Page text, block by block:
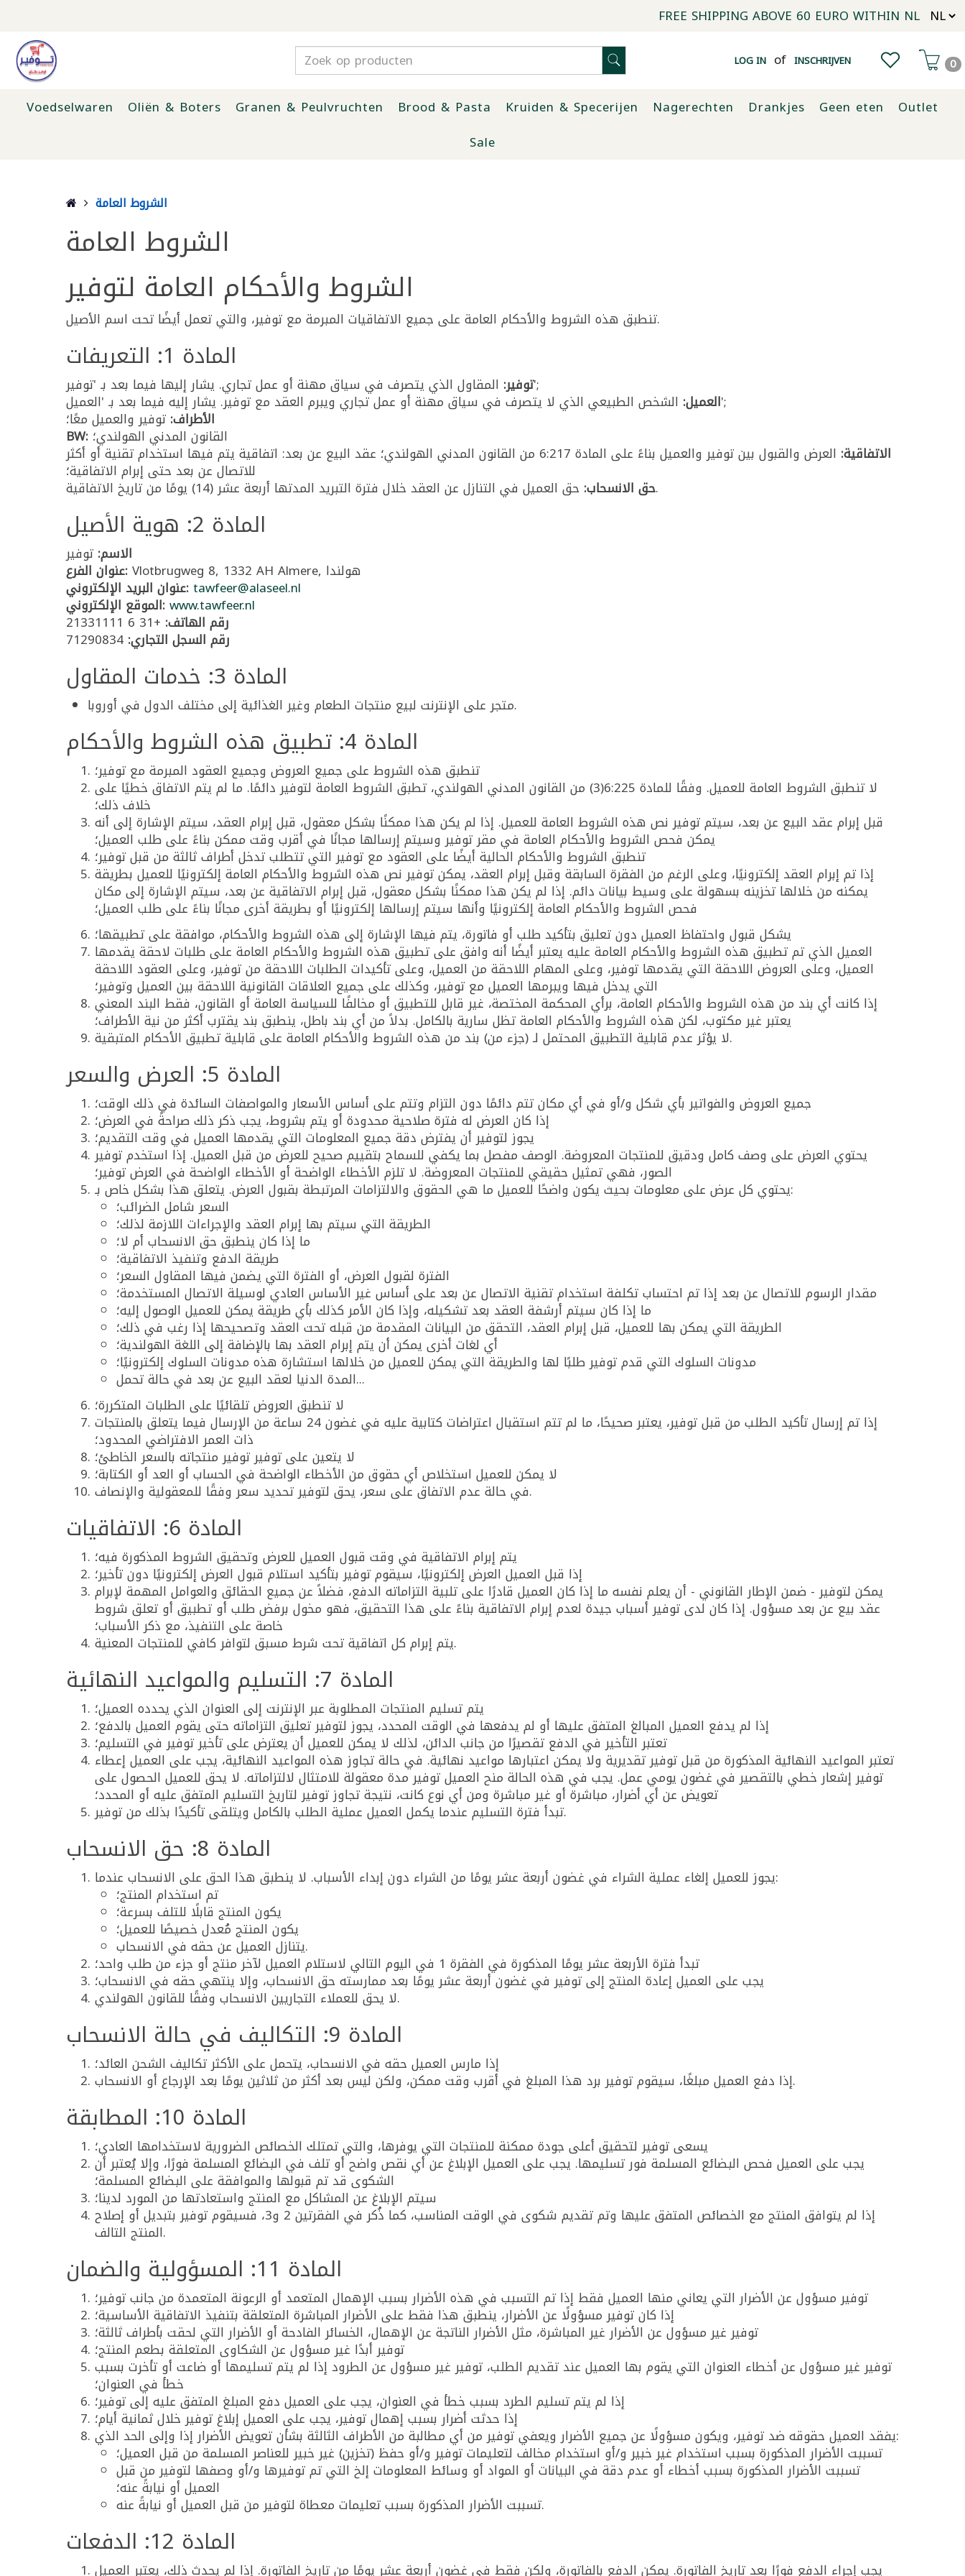
FREE SHIPPING ABOVE 60 EURO WITHIN NL
LOG IN of INSCHRIJVEN 0
Voedselwaren Oliën & Boters Granen & Peulvruchten Brood & Pasta Kruiden & Specerijen Nagerechten Drankjes Geen eten
Outlet
Sale
الشروط العامة
الشروط العامة
الشروط والأحكام العامة لتوفير
تنطبق هذه الشروط والأحكام العامة على جميع الاتفاقيات المبرمة مع توفير، والتي تعمل أيضًا تحت اسم الأصيل.
المادة 1: التعريفات
توفير:المقاول الذي يتصرف في سياق مهنة أو عمل تجاري. يشار إليها فيما بعد بـ 'توفير';
العميل:الشخص الطبيعي الذي لا يتصرف في سياق مهنة أو عمل تجاري ويبرم العقد مع توفير. يشار إليه فيما بعد بـ 'العميل';
الأطراف: توفير والعميل معًا؛
BW: القانون المدني الهولندي؛
الاتفاقية: العرض والقبول بين توفير والعميل بناءً على المادة 6:217 من القانون المدني الهولندي؛ عقد البيع عن بعد: اتفاقية يتم فيها استخدام تقنية أو أكثر
للاتصال عن بعد حتى إبرام الاتفاقية؛
حق الانسحاب:حق العميل في التنازل عن العقد خلال فترة التبريد المدتها أربعة عشر (14) يومًا من تاريخ الاتفاقية.
المادة 2: هوية الأصيل
الاسم: توفير
عنوان الفرع: Vlotbrugweg 8, 1332 AH Almere, هولندا
عنوان البريد الإلكتروني:tawfeer@alaseel.nl
الموقع الإلكتروني:www.tawfeer.nl
رقم الهاتف: +31 6 21331111
رقم السجل التجاري:
المادة 3: خدمات المقاول
متجر على الإنترنت لبيع منتجات الطعام وغير الغذائية إلى مختلف الدول في أوروبا.
المادة 4: تطبيق هذه الشروط والأحكام
تنطبق هذه الشروط على جميع العروض وجميع العقود المبرمة مع توفير؛
لا تنطبق الشروط العامة للعميل. وفقًا للمادة 6:225(3) من القانون المدني الهولندي، تطبق الشروط العامة لتوفير دائمًا. ما لم يتم الاتفاق خطيًا على
خلاف ذلك؛
قبل إبرام عقد البيع عن بعد، سيتم توفير نص هذه الشروط العامة للعميل. إذا لم يكن هذا ممكنًا بشكل معقول، قبل إبرام العقد، سيتم الإشارة إلى أنه
يمكن فحص الشروط والأحكام العامة في مقر توفير وسيتم إرسالها مجانًا في أقرب وقت ممكن بناءً على طلب العميل؛
تنطبق الشروط والأحكام الحالية أيضًا على العقود مع توفير التي تتطلب تدخل أطراف ثالثة من قبل توفير؛
إذا تم إبرام العقد إلكترونيًا، وعلى الرغم من الفقرة السابقة وقبل إبرام العقد، يمكن توفير نص هذه الشروط والأحكام العامة إلكترونيًا للعميل بطريقة
يمكنه من خلالها تخزينه بسهولة على وسيط بيانات دائم. إذا لم يكن هذا ممكنًا بشكل معقول، قبل إبرام الاتفاقية عن بعد، سيتم الإشارة إلى مكان
فحص الشروط والأحكام العامة إلكترونيًا وأنها سيتم إرسالها إلكترونيًا أو بطريقة أخرى مجانًا بناءً على طلب العميل؛
يشكل قبول واحتفاظ العميل دون تعليق بتأكيد طلب أو فاتورة، يتم فيها الإشارة إلى هذه الشروط والأحكام، موافقة على تطبيقها؛
العميل الذي تم تطبيق هذه الشروط والأحكام العامة عليه يعتبر أيضًا أنه وافق على تطبيق هذه الشروط والأحكام العامة على طلبات لاحقة يقدمها
العميل، وعلى العروض اللاحقة التي يقدمها توفير، وعلى المهام اللاحقة من العميل، وعلى تأكيدات الطلبات اللاحقة من توفير، وعلى العقود اللاحقة
التي يدخل فيها ويبرمها العميل مع توفير، وكذلك على جميع العلاقات القانونية اللاحقة بين العميل وتوفير؛
إذا كانت أي بند من هذه الشروط والأحكام العامة، برأي المحكمة المختصة، غير قابل للتطبيق أو مخالفًا للسياسة العامة أو القانون، فقط البند المعني
يعتبر غير مكتوب، لكن هذه الشروط والأحكام العامة تظل سارية بالكامل. بدلاً من أي بند باطل، ينطبق بند يقترب أكثر من نية الأطراف؛
لا يؤثر عدم قابلية التطبيق المحتمل لـ (جزء من) بند من هذه الشروط والأحكام العامة على قابلية تطبيق الأحكام المتبقية.
المادة 5: العرض والسعر
جميع العروض والفواتير بأي شكل و/أو في أي مكان تتم دائمًا دون التزام وتتم على أساس الأسعار والمواصفات السائدة في ذلك الوقت؛
إذا كان العرض له فترة صلاحية محدودة أو يتم بشروط، يجب ذكر ذلك صراحةً في العرض؛
يجوز لتوفير أن يفترض دقة جميع المعلومات التي يقدمها العميل في وقت التقديم؛
يحتوي العرض على وصف كامل ودقيق للمنتجات المعروضة. الوصف مفصل بما يكفي للسماح بتقييم صحيح للعرض من قبل العميل. إذا استخدم توفير
الصور، فهي تمثيل حقيقي للمنتجات المعروضة. لا تلزم الأخطاء الواضحة أو الأخطاء الواضحة في العرض توفير؛
يحتوي كل عرض على معلومات بحيث يكون واضحًا للعميل ما هي الحقوق والالتزامات المرتبطة بقبول العرض. يتعلق هذا بشكل خاص بـ:
السعر شامل الضرائب؛
الطريقة التي سيتم بها إبرام العقد والإجراءات اللازمة لذلك؛
ما إذا كان ينطبق حق الانسحاب أم لا؛
طريقة الدفع وتنفيذ الاتفاقية؛
الفترة لقبول العرض، أو الفترة التي يضمن فيها المقاول السعر؛
مقدار الرسوم للاتصال عن بعد إذا تم احتساب تكلفة استخدام تقنية الاتصال عن بعد على أساس غير الأساس العادي لوسيلة الاتصال المستخدمة؛
ما إذا كان سيتم أرشفة العقد بعد تشكيله، وإذا كان الأمر كذلك بأي طريقة يمكن للعميل الوصول إليه؛
الطريقة التي يمكن بها للعميل، قبل إبرام العقد، التحقق من البيانات المقدمة من قبله تحت العقد وتصحيحها إذا رغب في ذلك؛
أي لغات أخرى يمكن أن يتم إبرام العقد بها بالإضافة إلى اللغة الهولندية؛
مدونات السلوك التي قدم توفير طلبًا لها والطريقة التي يمكن للعميل من خلالها استشارة هذه مدونات السلوك إلكترونيًا؛
المدة الدنيا لعقد البيع عن بعد في حالة تحمل...
لا تنطبق العروض تلقائيًا على الطلبات المتكررة؛
إذا تم إرسال تأكيد الطلب من قبل توفير، يعتبر صحيحًا، ما لم تتم استقبال اعتراضات كتابية عليه في غضون 24 ساعة من الإرسال فيما يتعلق بالمنتجات
ذات العمر الافتراضي المحدود؛
لا يتعين على توفير توفير منتجاته بالسعر الخاطئ؛
لا يمكن للعميل استخلاص أي حقوق من الأخطاء الواضحة في الحساب أو العد أو الكتابة؛
في حالة عدم الاتفاق على سعر، يحق لتوفير تحديد سعر وفقًا للمعقولية والإنصاف.
المادة 6: الاتفاقيات
يتم إبرام الاتفاقية في وقت قبول العميل للعرض وتحقيق الشروط المذكورة فيه؛
إذا قبل العميل العرض إلكترونيًا، سيقوم توفير بتأكيد استلام قبول العرض إلكترونيًا دون تأخير؛
يمكن لتوفير - ضمن الإطار القانوني - أن يعلم نفسه ما إذا كان العميل قادرًا على تلبية التزاماته الدفع، فضلاً عن جميع الحقائق والعوامل المهمة لإبرام
عقد بيع عن بعد مسؤول. إذا كان لدى توفير أسباب جيدة لعدم إبرام الاتفاقية بناءً على هذا التحقيق، فهو مخول برفض طلب أو تطبيق أو تعلق شروط
خاصة على التنفيذ، مع ذكر الأسباب؛
يتم إبرام كل اتفاقية تحت شرط مسبق لتوافر كافي للمنتجات المعنية.
المادة 7: التسليم والمواعيد النهائية
يتم تسليم المنتجات المطلوبة عبر الإنترنت إلى العنوان الذي يحدده العميل؛
إذا لم يدفع العميل المبالغ المتفق عليها أو لم يدفعها في الوقت المحدد، يجوز لتوفير تعليق التزاماته حتى يقوم العميل بالدفع؛
تعتبر التأخير في الدفع تقصيرًا من جانب الدائن، لذلك لا يمكن للعميل أن يعترض على تأخير توفير في التسليم؛
تعتبر المواعيد النهائية المذكورة من قبل توفير تقديرية ولا يمكن اعتبارها مواعيد نهائية. في حالة تجاوز هذه المواعيد النهائية، يجب على العميل إعطاء
توفير إشعار خطي بالتقصير في غضون يومي عمل. يجب في هذه الحالة منح العميل توفير مدة معقولة للامتثال لالتزاماته. لا يحق للعميل الحصول على
تعويض عن أي أضرار، مباشرة أو غير مباشرة ومن أي نوع كانت، نتيجة تجاوز توفير لتاريخ التسليم المتفق عليه أو المحدد؛
تبدأ فترة التسليم عندما يكمل العميل عملية الطلب بالكامل ويتلقى تأكيدًا بذلك من توفير.
المادة 8: حق الانسحاب
يجوز للعميل إلغاء عملية الشراء في غضون أربعة عشر يومًا من الشراء دون إبداء الأسباب. لا ينطبق هذا الحق على الانسحاب عندما:
تم استخدام المنتج؛
يكون المنتج قابلًا للتلف بسرعة؛
يكون المنتج مُعدل خصيصًا للعميل؛
يتنازل العميل عن حقه في الانسحاب.
تبدأ فترة الأربعة عشر يومًا المذكورة في الفقرة 1 في اليوم التالي لاستلام العميل لآخر منتج أو جزء من طلب واحد؛
يجب على العميل إعادة المنتج إلى توفير في غضون أربعة عشر يومًا بعد ممارسته حق الانسحاب، وإلا ينتهي حقه في الانسحاب؛
لا يحق للعملاء التجاريين الانسحاب وفقًا للقانون الهولندي.
المادة 9: التكاليف في حالة الانسحاب
إذا مارس العميل حقه في الانسحاب، يتحمل على الأكثر تكاليف الشحن العائد؛
إذا دفع العميل مبلغًا، سيقوم توفير برد هذا المبلغ في أقرب وقت ممكن، ولكن ليس بعد أكثر من ثلاثين يومًا بعد الإرجاع أو الانسحاب.
المادة 10: المطابقة
يسعى توفير لتحقيق أعلى جودة ممكنة للمنتجات التي يوفرها، والتي تمتلك الخصائص الضرورية لاستخدامها العادي؛
يجب على العميل فحص البضائع المسلمة فور تسليمها. يجب على العميل الإبلاغ عن أي نقص واضح أو تلف في البضائع المسلمة فورًا، وإلا يُعتبر أن
الشكوى قد تم قبولها والموافقة على البضائع المسلمة؛
سيتم الإبلاغ عن المشاكل مع المنتج واستعادتها من المورد لدينا؛
إذا لم يتوافق المنتج مع الخصائص المتفق عليها وتم تقديم شكوى في الوقت المناسب، كما ذُكر في الفقرتين 2 و3، فسيقوم توفير بتبديل أو إصلاح
المنتج التالف.
المادة 11: المسؤولية والضمان
توفير مسؤول عن الأضرار التي يعاني منها العميل فقط إذا تم التسبب في هذه الأضرار بسبب الإهمال المتعمد أو الرعونة المتعمدة من جانب توفير؛
إذا كان توفير مسؤولًا عن الأضرار، ينطبق هذا فقط على الأضرار المباشرة المتعلقة بتنفيذ الاتفاقية الأساسية؛
توفير غير مسؤول عن الأضرار غير المباشرة، مثل الأضرار الناتجة عن الإهمال، الخسائر الفادحة أو الأضرار التي لحقت بأطراف ثالثة؛
توفير أبدًا غير مسؤول عن الشكاوى المتعلقة بطعم المنتج؛
توفير غير مسؤول عن أخطاء العنوان التي يقوم بها العميل عند تقديم الطلب، توفير غير مسؤول عن الطرود إذا لم يتم تسليمها أو ضاعت أو تأخرت بسبب
خطأ في العنوان؛
إذا لم يتم تسليم الطرد بسبب خطأ في العنوان، يجب على العميل دفع المبلغ المتفق عليه إلى توفير؛
إذا حدثت أضرار بسبب إهمال توفير، يجب على العميل إبلاغ توفير خلال ثمانية أيام؛
يفقد العميل حقوقه ضد توفير، ويكون مسؤولًا عن جميع الأضرار ويعفي توفير من أي مطالبة من الأطراف الثالثة بشأن تعويض الأضرار إذا وإلى الحد الذي:
تسببت الأضرار المذكورة بسبب استخدام غير خبير و/أو استخدام مخالف لتعليمات توفير و/أو حفظ (تخزين) غير خبير للعناصر المسلمة من قبل العميل؛
تسببت الأضرار المذكورة بسبب أخطاء أو عدم دقة في البيانات أو المواد أو وسائط المعلومات إلخ التي تم توفيرها و/أو وصفها لتوفير من قبل
العميل أو نيابةً عنه؛
تسببت الأضرار المذكورة بسبب تعليمات معطاة لتوفير من قبل العميل أو نيابةً عنه.
المادة 12: الدفعات
يجب إجراء الدفع فورًا بعد تاريخ الفاتورة. يمكن الدفع بالفاتورة، ولكن فقط في غضون أربعة عشر يومًا من تاريخ الفاتورة. إذا لم يحدث ذلك، يعتبر العميل